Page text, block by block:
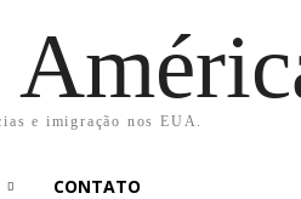
e imigração nos EUA.
CONTATO